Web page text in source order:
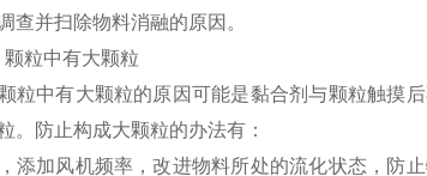
查并扫除物料消融的原因。
颗粒中有大颗粒
粒中有大颗粒的原因可能是黏合剂与颗粒触摸
。防止构成大颗粒的办法有：
添加风机频率，改进物料所处的流化状态，防